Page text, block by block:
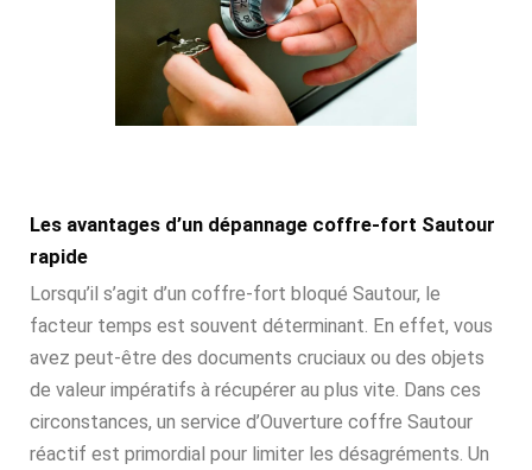
Les avantages d’un dépannage coffre-fort Sautour
rapide
Lorsqu’il s’agit d’un coffre-fort bloqué Sautour, le
facteur temps est souvent déterminant. En effet, vous
avez peut-être des documents cruciaux ou des objets
de valeur impératifs à récupérer au plus vite. Dans ces
circonstances, un service d’Ouverture coffre Sautour
réactif est primordial pour limiter les désagréments. Un